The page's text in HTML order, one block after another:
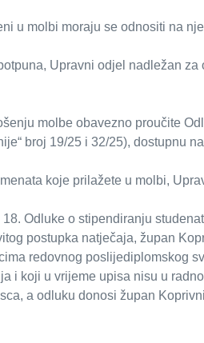
u molbi moraju se odnositi na
Upravni odjel nadležan
molbe obavezno proučite
broj 19/25 i 32/25), dostupnu
koje prilažete u molbi,
Odluke o stipendiranju
postupka natječaja, župan
redovnog poslijediplomskog
i koji u vrijeme upisa nisu u
a odluku donosi župan